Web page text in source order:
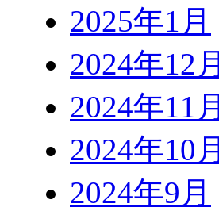
2025年1月
2024年12月
2024年11月
2024年10月
2024年9月